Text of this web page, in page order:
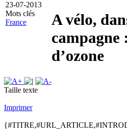
23-07-2013
Mots clés
France
A vélo,
campagne
d’ozone
Taille texte
Imprimer